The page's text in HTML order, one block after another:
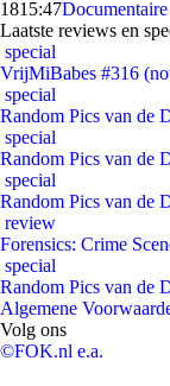
1815:47
Laatste reviews en
special
VrijMiBabes #316
special
Random Pics van de
special
Random Pics van de
special
Random Pics van de
review
Forensics: Crime
special
Random Pics van de
Algemene
Volg ons
©FOK.nl e.a.